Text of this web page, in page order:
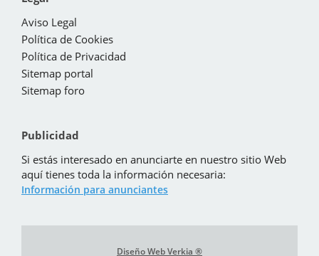
Aviso Legal
Política de Cookies
Política de Privacidad
Sitemap portal
Sitemap foro
Publicidad
Si estás interesado en anunciarte en nuestro sitio Web
aquí tienes toda la información necesaria:
Información para anunciantes
Diseño Web Verkia ®